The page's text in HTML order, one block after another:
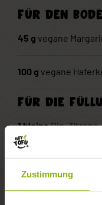
Zustimmung
FÜR DEN
45 g vegane
100g vegane
FÜR DIE
1kleineBio-Zitrone
200gBerief Bio
150gvegane